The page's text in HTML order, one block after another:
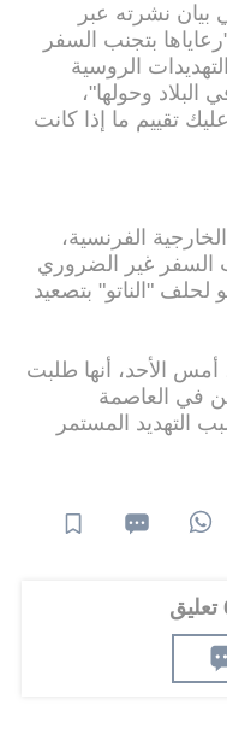
بيان نشرته عبر
بتجنب السفر
الروسية
وحولها"،
تقييم ما إذا كانت
الفرنسية،
السفر غير الضروري
لحلف "الناتو" بتصعيد
أمس الأحد، أنها طلبت
في العاصمة
التهديد المستمر